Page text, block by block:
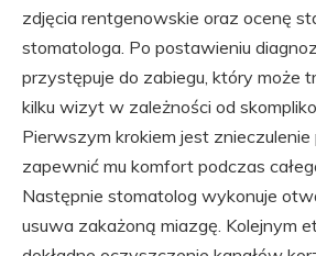
zdjęcia rentgenowskie oraz ocenę
stomatologa. Po postawieniu
przystępuje do zabiegu, który może
kilku wizyt w zależności od
Pierwszym krokiem jest znieczulenie
zapewnić mu komfort podczas
Następnie stomatolog wykonuje
usuwa zakażoną miazgę. Kolejnym